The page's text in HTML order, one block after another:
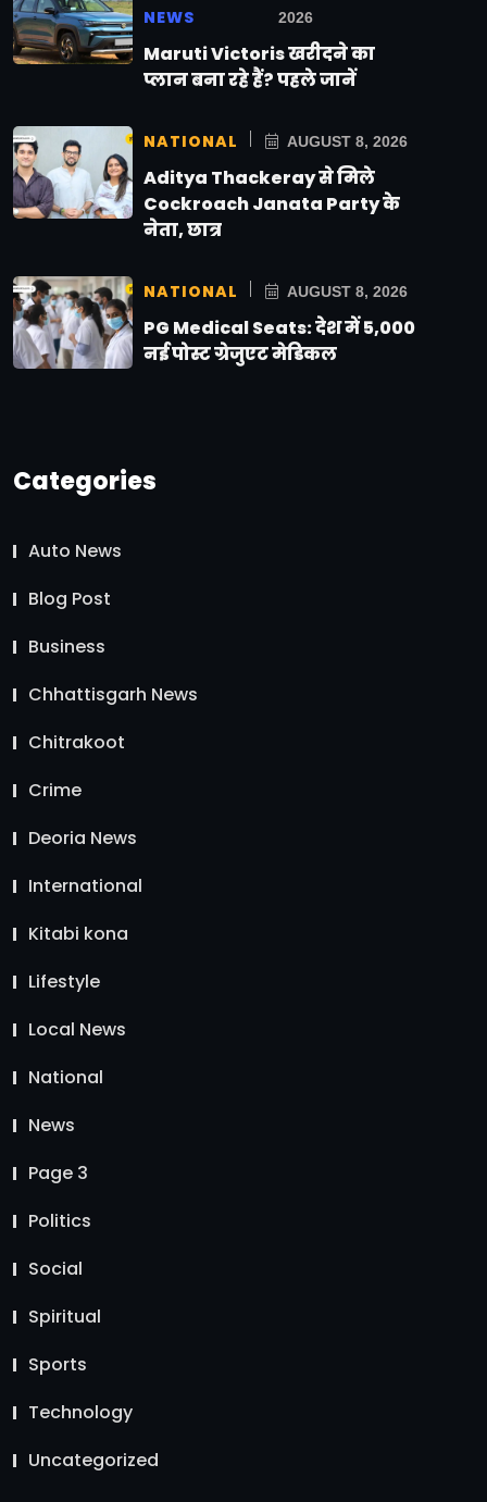
NEWS
2026
Maruti Victoris खरीदने का
प्लान बना रहे हैं? पहले जानें
NATIONAL AUGUST 8, 2026
Aditya Thackeray से मिले
Cockroach Janata Party के
नेता, छात्र
NATIONAL AUGUST 8, 2026
PG Medical Seats: देश में 5,000
नई पोस्ट ग्रेजुएट मेडिकल
Categories
Auto News
Blog Post
Business
Chhattisgarh News
Chitrakoot
Crime
Deoria News
International
Kitabi kona
Lifestyle
Local News
National
News
Page 3
Politics
Social
Spiritual
Sports
Technology
Uncategorized